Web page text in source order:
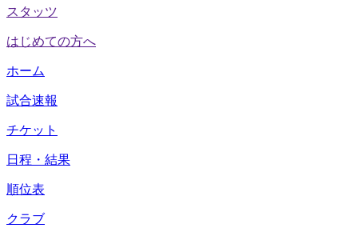
スタッツ
はじめての方へ
ホーム
試合速報
チケット
日程・結果
順位表
クラブ